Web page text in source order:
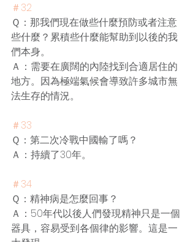
＃32
Ｑ：那我們現在做些什麼預防或者注意
些什麼？累積些什麼能幫助到以後的我
們本身。
Ａ：需要在廣闊的內陸找到合適居住的
地方。因為極端氣候會導致許多城市無
法生存的情況。
＃33
Ｑ：第二次冷戰中國輸了嗎？
Ａ：持續了30年。
＃34
Ｑ：精神病是怎麼回事？
Ａ：50年代以後人們發現精神只是一個
器具，容易受到各個律的影響。這是一